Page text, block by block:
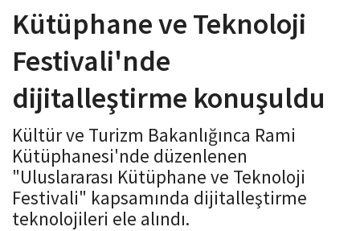
v
g
a
t
i
o
n
Kütüphane ve Teknoloji
Festivali'nde
dijitalleştirme konuşuldu
Kültür ve Turizm Bakanlığınca Rami
Kütüphanesi'nde düzenlenen
"Uluslararası Kütüphane ve Teknoloji
Festivali" kapsamında dijitalleştirme
teknolojileri ele alındı.